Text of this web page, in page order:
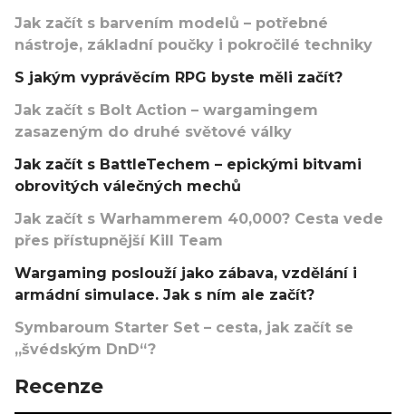
Jak začít s barvením modelů – potřebné
nástroje, základní poučky i pokročilé techniky
S jakým vyprávěcím RPG byste měli začít?
Jak začít s Bolt Action – wargamingem
zasazeným do druhé světové války
Jak začít s BattleTechem – epickými bitvami
obrovitých válečných mechů
Jak začít s Warhammerem 40,000? Cesta vede
přes přístupnější Kill Team
Wargaming poslouží jako zábava, vzdělání i
armádní simulace. Jak s ním ale začít?
Symbaroum Starter Set – cesta, jak začít se
„švédským DnD“?
Recenze